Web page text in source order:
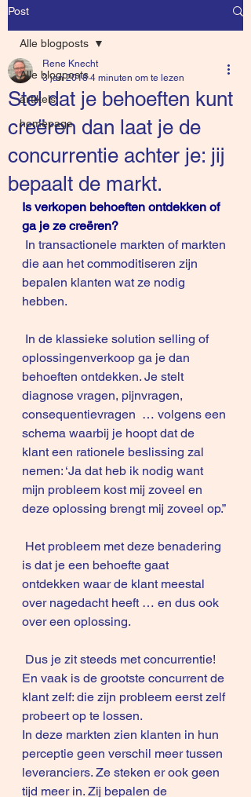
Post
Alle blogposts
artikels
homepage
Alle blogposts
Stel dat je behoeften kunt
creëren dan laat je de
concurrentie achter je: jij
bepaalt de markt.
Rene Knecht
3 jan 2018 4 minuten om te lezen
Is verkopen behoeften ontdekken of
ga je ze creëren?
die aan het commoditiseren zijn
bepalen klanten wat ze nodig
hebben.
oplossingenverkoop ga je dan
behoeften ontdekken. Je stelt
diagnose vragen, pijnvragen,
consequentievragen  … volgens een
schema waarbij je hoopt dat de
klant een rationele beslissing zal
nemen: ‘Ja dat heb ik nodig want
mijn probleem kost mij zoveel en
deze oplossing brengt mij zoveel op.”
is dat je een behoefte gaat
ontdekken waar de klant meestal
over nagedacht heeft … en dus ook
over een oplossing.
En vaak is de grootste concurrent de
klant zelf: die zijn probleem eerst zelf
probeert op te lossen.
In deze markten zien klanten in hun
perceptie geen verschil meer tussen
leveranciers. Ze steken er ook geen
tijd meer in. Zij bepalen de